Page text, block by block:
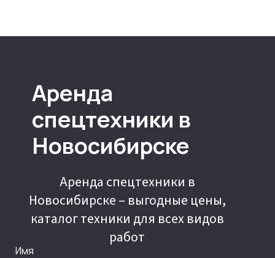
Имя
Аренда спецтехники в
Новосибирске – выгодные цены,
каталог техники для всех видов
работ
Аренда
спецтехники в
Новосибирске